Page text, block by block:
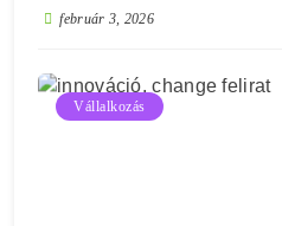
február 3, 2026
Vállalkozás